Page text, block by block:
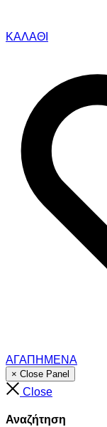
ΚΑΛΑΘΙ
ΑΓΑΠΗΜΕΝΑ
× Close Panel
Close
Αναζήτηση